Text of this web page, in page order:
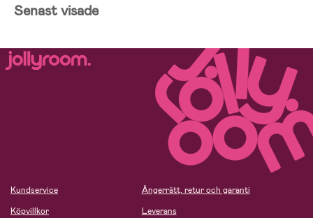
Senast visade
Kundservice
Köpvillkor
Ångerrätt, retur och garanti
Leverans